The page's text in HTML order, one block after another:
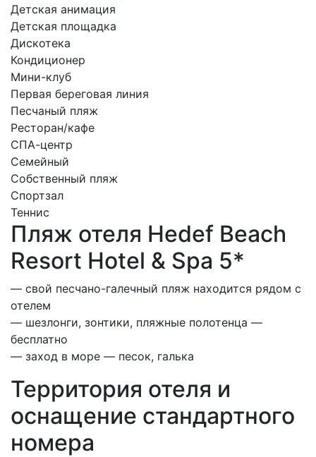
Детская анимация
Детская площадка
Дискотека
Кондиционер
Мини-клуб
Первая береговая линия
Песчаный пляж
Ресторан/кафе
СПА-центр
Семейный
Собственный пляж
Спортзал
Теннис
Пляж отеля Hedef Beach
Resort Hotel & Spa 5*
— свой песчано-галечный пляж находится рядом с
отелем
— шезлонги, зонтики, пляжные полотенца —
бесплатно
— заход в море — песок, галька
Территория отеля и
оснащение стандартного
номера